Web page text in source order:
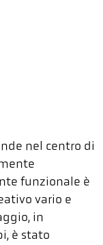
nel centro di
funzionale è
vario e
in
è stato